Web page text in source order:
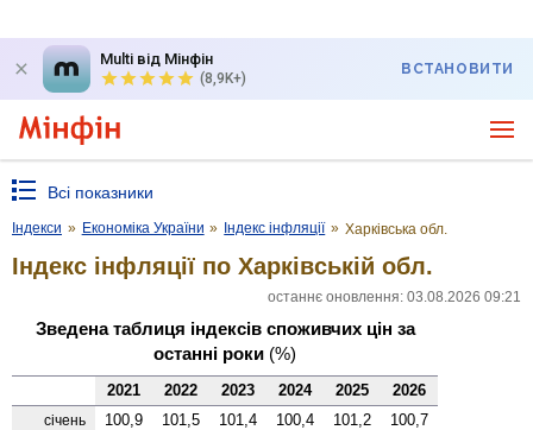
Multi від Мінфін
(8,9K+)
ВСТАНОВИТИ
Всі показники
Індекси » Економіка України » Індекс інфляції » Харківська обл.
Індекс інфляції по Харківській обл.
останнє оновлення: 03.08.2026 09:21
Зведена таблиця індексів споживчих цін за
останні роки (%)
2021 2022 2023 2024 2025 2026
січень 100,9 101,5 101,4 100,4 101,2 100,7